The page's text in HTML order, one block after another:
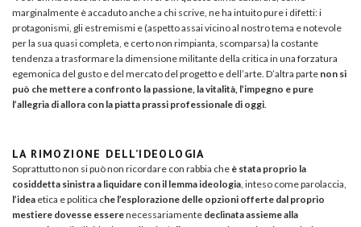
marginalmente è accaduto anche a chi scrive, ne ha intuito pure i difetti: i
protagonismi, gli estremismi e (aspetto assai vicino al nostro tema e notevole
per la sua quasi completa, e certo non rimpianta, scomparsa) la costante
tendenza a trasformare la dimensione militante della critica in una forzatura
egemonica del gusto e del mercato del progetto e dell’arte. D’altra parte non si
può che mettere a confronto la passione, la vitalità, l’impegno e pure
l’allegria di allora con la piatta prassi professionale di oggi
LA RIMOZIONE DELL’IDEOLOGIA
Soprattutto non si può non ricordare con rabbia che è stata proprio la
cosiddetta sinistra a liquidare con il lemma ideologia , inteso come parolaccia,
l’idea etica e politica che l’esplorazione delle opzioni offerte dal proprio
mestiere dovesse esserenecessariamente declinata assieme alla